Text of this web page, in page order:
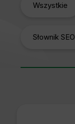
Wszystkie
Słownik SEO